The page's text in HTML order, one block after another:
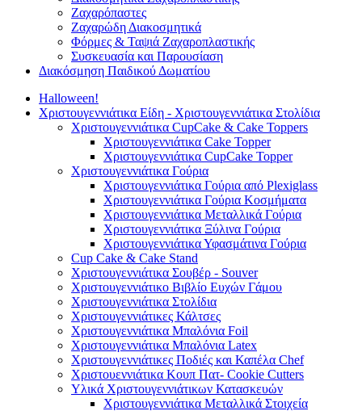
Ζαχαρόπαστες
Ζαχαρώδη Διακοσμητικά
Φόρμες & Ταψιά Ζαχαροπλαστικής
Συσκευασία και Παρουσίαση
Διακόσμηση Παιδικού Δωματίου
Halloween!
Χριστουγεννιάτικα Είδη - Χριστουγεννιάτικα Στολίδια
Χριστουγεννιάτικα CupCake & Cake Toppers
Χριστουγεννιάτικα Cake Topper
Χριστουγεννιάτικα CupCake Topper
Χριστουγεννιάτικα Γούρια
Χριστουγεννιάτικα Γούρια από Plexiglass
Χριστουγεννιάτικα Γούρια Κοσμήματα
Χριστουγεννιάτικα Μεταλλικά Γούρια
Χριστουγεννιάτικα Ξύλινα Γούρια
Χριστουγεννιάτικα Υφασμάτινα Γούρια
Cup Cake & Cake Stand
Χριστουγεννιάτικα Σουβέρ - Souver
Χριστουγεννιάτικο Βιβλίο Ευχών Γάμου
Χριστουγεννιάτικα Στολίδια
Χριστουγεννιάτικες Κάλτσες
Χριστουγεννιάτικα Μπαλόνια Foil
Χριστουγεννιάτικα Μπαλόνια Latex
Χριστουγεννιάτικες Ποδιές και Καπέλα Chef
Χριστουεννιάτικα Κουπ Πατ- Cookie Cutters
Υλικά Χριστουγεννιάτικων Κατασκευών
Χριστουγεννιάτικα Μεταλλικά Στοιχεία